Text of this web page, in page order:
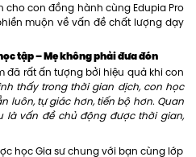
cho con đồng hành cùng Edupia Pro
muộn về vấn đề chất lượng dạy
tập – Mẹ không phải đưa đón
đã rất ấn tượng bởi hiệu quả khi con
thấy trong thời gian dịch, con học
luôn, tự giác hơn, tiến bộ hơn. Quan
là vấn đề chủ động được thời gian,